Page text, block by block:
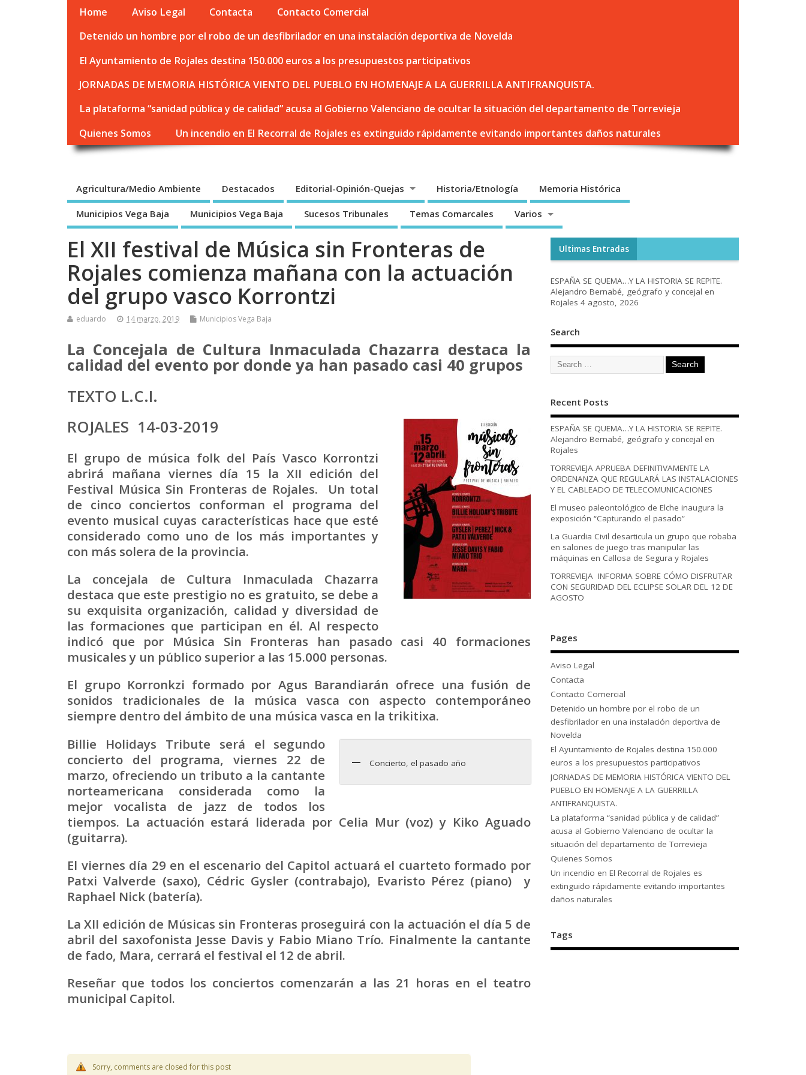
Home Aviso Legal Contacta
Contacto Comercial
Detenido un hombre por el robo de un desfibrilador en una instalación deportiva de Novelda
El Ayuntamiento de Rojales destina 150.000 euros a los presupuestos participativos
JORNADAS DE MEMORIA HISTÓRICA VIENTO DEL PUEBLO EN HOMENAJE A LA GUERRILLA ANTIFRANQUISTA.
La plataforma “sanidad pública y de calidad” acusa al Gobierno Valenciano de ocultar la situación del departamento de Torrevieja
Quienes Somos
Un incendio en El Recorral de Rojales es extinguido rápidamente evitando importantes daños naturales
Agricultura/Medio Ambiente Destacados Editorial-Opinión-Quejas Historia/Etnología Memoria Histórica
Municipios Vega Baja Municipios Vega Baja Sucesos Tribunales Temas Comarcales Varios
El XII festival de Música sin Fronteras de
Rojales comienza mañana con la actuación
del grupo vasco Korrontzi
eduardo 14 marzo, 2019 Municipios Vega Baja
La Concejala de Cultura Inmaculada Chazarra destaca la
calidad del evento por donde ya han pasado casi 40 grupos
TEXTO L.C.I.
ROJALES 14-03-2019
El grupo de música folk del País Vasco Korrontzi
abrirá mañana viernes día 15 la XII edición del
Festival Música Sin Fronteras de Rojales. Un total
de cinco conciertos conforman el programa del
evento musical cuyas características hace que esté
considerado como uno de los más importantes y
con más solera de la provincia.
La concejala de Cultura Inmaculada Chazarra
destaca que este prestigio no es gratuito, se debe a
su exquisita organización, calidad y diversidad de
las formaciones que participan en él. Al respecto
indicó que por Música Sin Fronteras han pasado casi 40 formaciones
musicales y un público superior a las 15.000 personas.
El grupo Korronkzi formado por Agus Barandiarán ofrece una fusión de
sonidos tradicionales de la música vasca con aspecto contemporáneo
siempre dentro del ámbito de una música vasca en la trikitixa.
Concierto, el pasado año
Billie Holidays Tribute será el segundo
concierto del programa, viernes 22 de
marzo, ofreciendo un tributo a la cantante
norteamericana considerada como la
mejor vocalista de jazz de todos los
tiempos. La actuación estará liderada por Celia Mur (voz) y Kiko Aguado
(guitarra).
El viernes día 29 en el escenario del Capitol actuará el cuarteto formado por
Patxi Valverde (saxo), Cédric Gysler (contrabajo), Evaristo Pérez (piano) y
Raphael Nick (batería).
La XII edición de Músicas sin Fronteras proseguirá con la actuación el día 5 de
abril del saxofonista Jesse Davis y Fabio Miano Trío. Finalmente la cantante
de fado, Mara, cerrará el festival el 12 de abril.
Reseñar que todos los conciertos comenzarán a las 21 horas en el teatro
municipal Capitol.
Sorry, comments are closed for this post
Ultimas Entradas
ESPAÑA SE QUEMA…Y LA HISTORIA SE REPITE.
Alejandro Bernabé, geógrafo y concejal en
Rojales 4 agosto, 2026
Search
Recent Posts
ESPAÑA SE QUEMA…Y LA HISTORIA SE REPITE.
Alejandro Bernabé, geógrafo y concejal en
Rojales
TORREVIEJA APRUEBA DEFINITIVAMENTE LA
ORDENANZA QUE REGULARÁ LAS INSTALACIONES
Y EL CABLEADO DE TELECOMUNICACIONES
El museo paleontológico de Elche inaugura la
exposición “Capturando el pasado”
La Guardia Civil desarticula un grupo que robaba
en salones de juego tras manipular las
máquinas en Callosa de Segura y Rojales
TORREVIEJA INFORMA SOBRE CÓMO DISFRUTAR
CON SEGURIDAD DEL ECLIPSE SOLAR DEL 12 DE
AGOSTO
Pages
Aviso Legal
Contacta
Contacto Comercial
Detenido un hombre por el robo de un
desfibrilador en una instalación deportiva de
Novelda
El Ayuntamiento de Rojales destina 150.000
euros a los presupuestos participativos
JORNADAS DE MEMORIA HISTÓRICA VIENTO DEL
PUEBLO EN HOMENAJE A LA GUERRILLA
ANTIFRANQUISTA.
La plataforma “sanidad pública y de calidad”
acusa al Gobierno Valenciano de ocultar la
situación del departamento de Torrevieja
Quienes Somos
Un incendio en El Recorral de Rojales es
extinguido rápidamente evitando importantes
daños naturales
Tags